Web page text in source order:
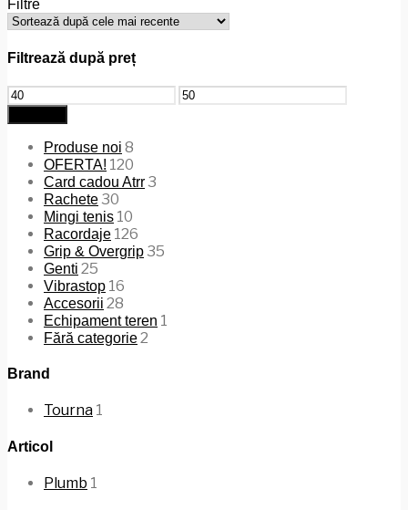
Filtre
Filtrează după preț
Preț
minim
Preț
maxim
Produse noi 8
OFERTA! 120
Card cadou Atrr3
Rachete30
Mingi tenis 10
Racordaje 126
Grip & Overgrip35
Genti 25
Vibrastop 16
Accesorii 28
Echipament teren 1
Fără categorie2
Brand
Tourna 1
Articol
Plumb 1